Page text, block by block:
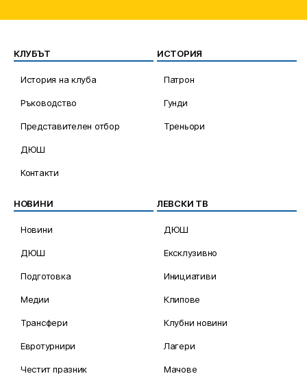
КЛУБЪТ
История на клуба
Ръководство
Представителен отбор
ДЮШ
Контакти
ИСТОРИЯ
Патрон
Гунди
Треньори
НОВИНИ
Новини
ДЮШ
Подготовка
Медии
Трансфери
Евротурнири
Честит празник
ЛЕВСКИ ТВ
ДЮШ
Ексклузивно
Инициативи
Клипове
Клубни новини
Лагери
Мачове